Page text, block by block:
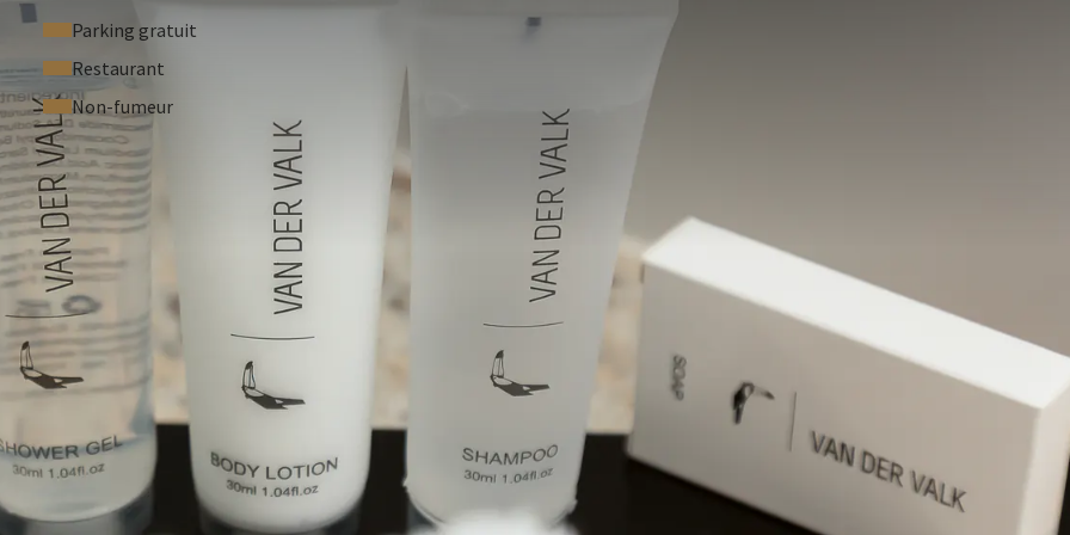
comprenant piscine, spa et sauna(supplément de 15 €).
vous place à proximité des principales attractions du
et Charleroi.
dès aujourd’hui et profitez d’un séjour confortable,
Parking gratuit
Restaurant
Non-fumeur